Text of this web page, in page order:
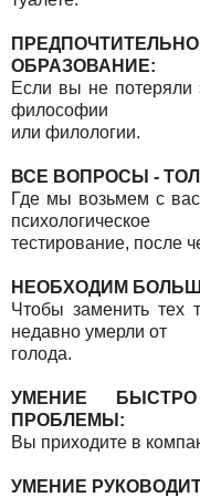
ОБРАЗОВАНИЕ:
Если вы не потеряли
философии
или филологии.
ВСЕ ВОПРОСЫ -
Где мы возьмем с
психологическое
тестирование, после
НЕОБХОДИМ
Чтобы заменить тех
недавно умерли от
голода.
УМЕНИЕ
ПРОБЛЕМЫ:
Вы приходите в
УМЕНИЕ